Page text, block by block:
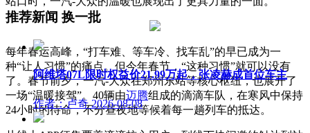
每年春运高峰，“打车难、等车冷、找车乱”的早已成为一
种“让人习惯”的痛点。但今年春节，“这种习惯”就可以没有
了。春节前夕，一汽-大众在郑州东站等核心枢纽，也展开了
一场“温暖接驾”。40辆由迈腾组成的滴滴车队，在寒风中保持
24小时的待命，不分昼夜地等候着每一趟列车的抵达。
推荐新闻 换一批
阿维塔07L限时权益价21.99万起，张凌赫成首位车主
作者：卢奇 2026-08-08